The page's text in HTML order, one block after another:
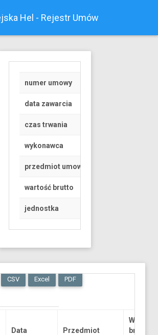
Hel - Rejestr Umów
numer umowy
data zawarcia
czas trwania
wykonawca
przedmiot umowy
wartość brutto
jednostka
CSV Excel PDF
Data
Przedmiot
Wartość
brutto